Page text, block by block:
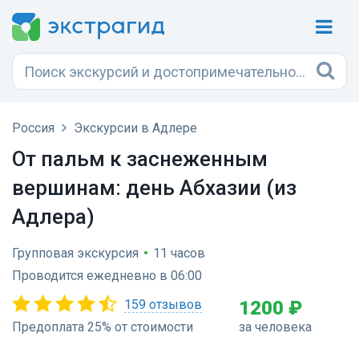
Россия Экскурсии в Адлере
От пальм к заснеженным
вершинам: день Абхазии (из
Адлера)
Групповая экскурсия • 11 часов
Проводится ежедневно в 06:00
159 отзывов
Предоплата 25% от стоимости
1200 ₽
за человека